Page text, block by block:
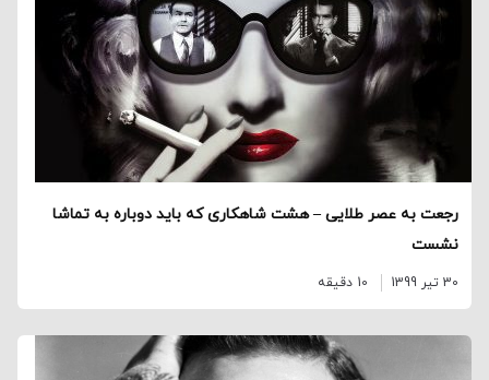
رجعت به عصر طلایی – هشت شاهکاری که باید دوباره به تماشا
نشست
30 تیر 1399 10 دقیقه